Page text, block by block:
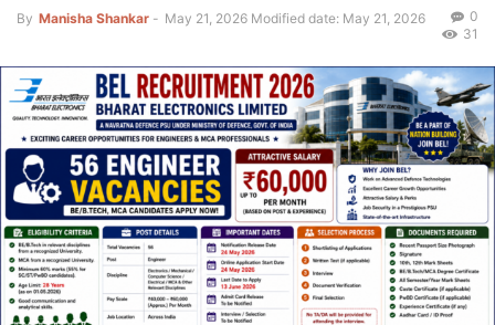
By Manisha Shankar - May 21, 2026 Modified date: May 21, 2026
0
31